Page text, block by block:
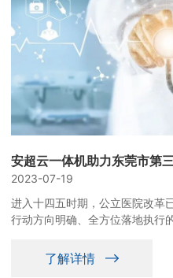
2023-07-19
进入十四五时期，公立医院改革
行动方向明确、全方位落地执行
质量发展的重要任务和建设目标
疗机构与科技企业携手，形成跨
了解详情